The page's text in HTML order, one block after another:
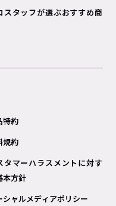
スタッフが選ぶおすすめ商
特約
規約
タマーハラスメントに対す
本方針
シャルメディアポリシー